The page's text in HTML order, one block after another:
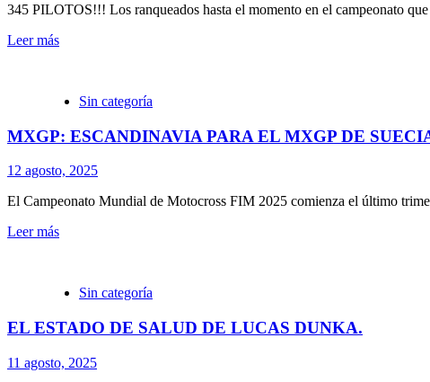
345 PILOTOS!!! Los ranqueados hasta el momento en el campeonato
Leer más
Sin categoría
MXGP: ESCANDINAVIA PARA EL MXGP DE
12 agosto, 2025
El Campeonato Mundial de Motocross FIM 2025 comienza el último
Leer más
Sin categoría
EL ESTADO DE SALUD DE LUCAS DUNKA.
11 agosto, 2025